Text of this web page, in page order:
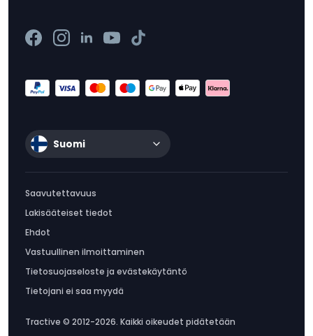
Suomi
Saavutettavuus
Lakisääteiset tiedot
Ehdot
Vastuullinen ilmoittaminen
Tietosuojaseloste ja evästekäytäntö
Tietojani ei saa myydä
Tractive © 2012-2026. Kaikki oikeudet pidätetään